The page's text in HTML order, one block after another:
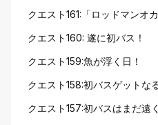
クエスト161:「ロッドマンオ
クエスト160: 遂に初バス！
クエスト159:魚が浮く日！
クエスト158:初バスゲットな
クエスト157:初バスはまだ遠